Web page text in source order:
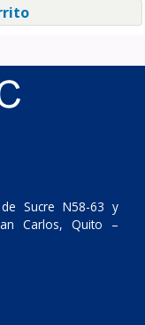
Sucre N58-63 y
Carlos, Quito –